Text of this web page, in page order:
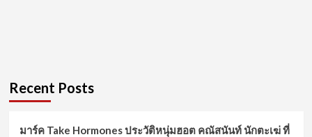
Recent Posts
มาร์ค Take Hormones ประวัติหนุ่มฮอต คณัสนันท์ นักตะเฆ่ ที่